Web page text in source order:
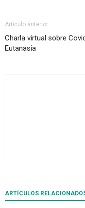
Artículo anterior
Charla virtual sobre
Eutanasia
ARTÍCULOS